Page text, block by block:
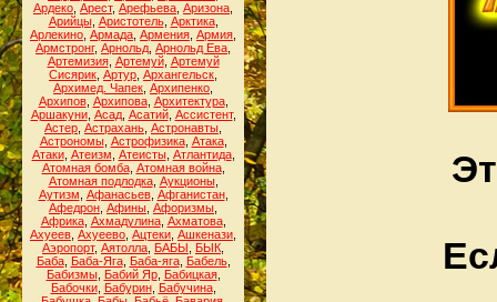
Ардеко Арест, Арефьева Аризона
Арийцы, Аристотель, Арктика,
Арлекино Армада Армения Армия
Армстронг, Арнольд Арнольд Ева
Артемизия, Артемуй, Артемуй
Сисярик Артур Архангельск
Архимед. Чапек Архипенко
Архипов, Архипова, Архитектура,
Аршакуни, Асад, Асатий, Ассистент,
Астер Астрахань Астронавты
Астрономы, Астрофизика, Атака,
Атаки, Атеизм Атеисты, Атлантида,
Атомная бомба, Атомная война,
Атомная подлодка, Аукционы,
Аутизм Афанасьев, Афганистан,
Афедрон Афины Афоризмы
Африка, Ахмадулина, Ахматова,
Ахуеев Ахуеево Ацтеки Ашкенази
Аэропорт, Аятолла БАБЫ БЫК
Баба, Баба-Яга, Баба-яга, Бабель,
Бабизмы, Бабий Яр, Бабицкая,
Бабочки, Бабурин, Бабучина,